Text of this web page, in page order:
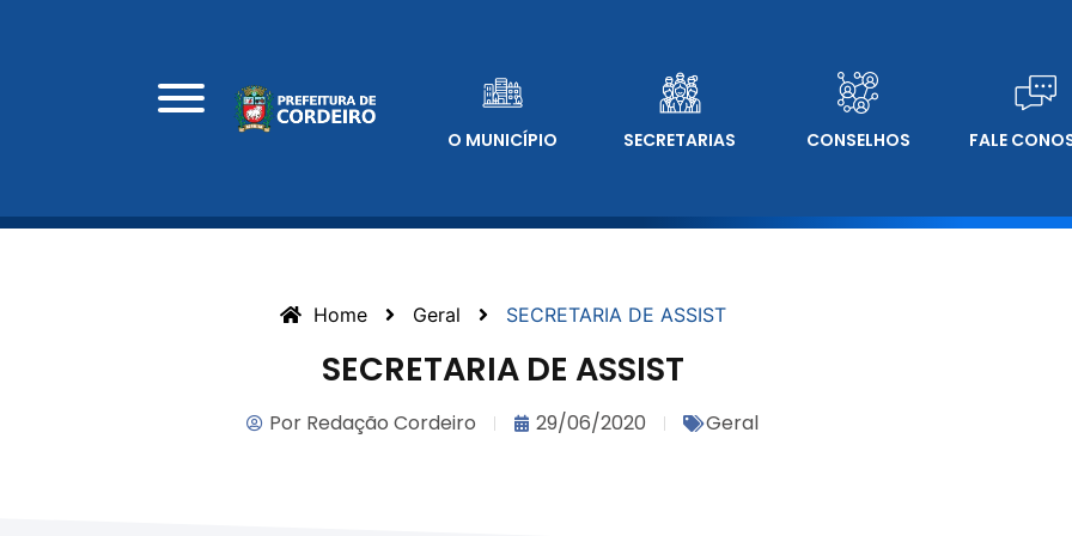
O MUNICÍPIO SECRETARIAS CONSELHOS FALE
Home Geral SECRETARIA DE ASSIST
SECRETARIA DE ASSIST
Por Redação Cordeiro 29/06/2020 Geral